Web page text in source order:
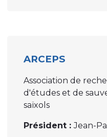
ARCEPS
Association de
d'études et de
saïxols
Président :Jean-